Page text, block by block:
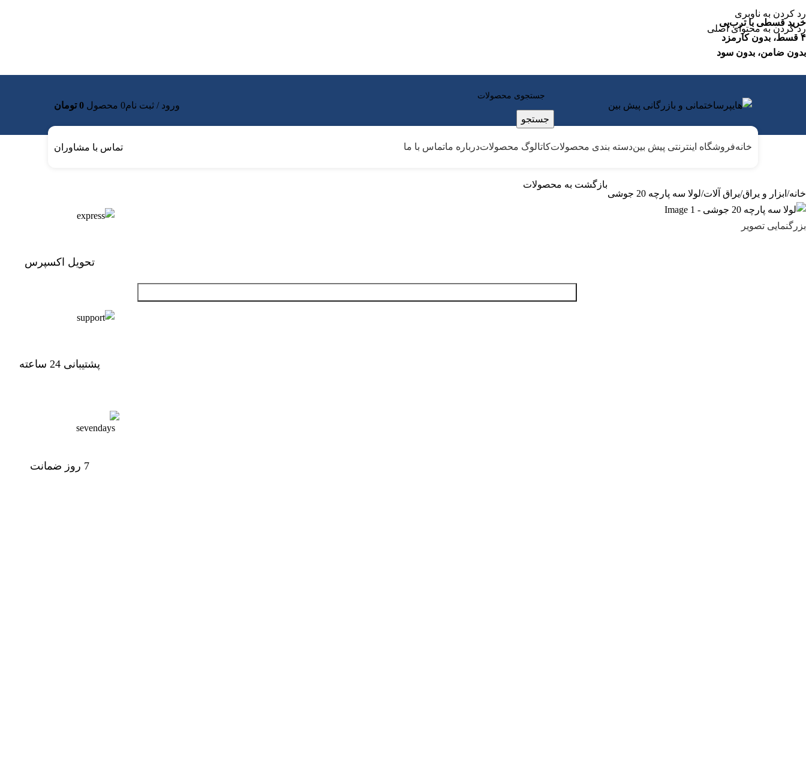
خرید قسطی با ترب‌پی
۴ قسط، بدون کارمزد
بدون ضامن، بدون سود
رد کردن به ناوبری
رد کردن به محتوای اصلی
جستجو
ورود / ثبت نام0 محصول 0 تومان
خانهفروشگاه اینترنتی پیش بیندسته بندی محصولاتکاتالوگ محصولاتدرباره ماتماس با ما تماس با مشاوران
خانه ابزار و یراق یراق آلات لولا سه پارچه 20 جوشی
بازگشت به محصولات
بزرگنمایی تصویر
تحویل اکسپرس
پشتیبانی 24 ساعته
7 روز ضمانت